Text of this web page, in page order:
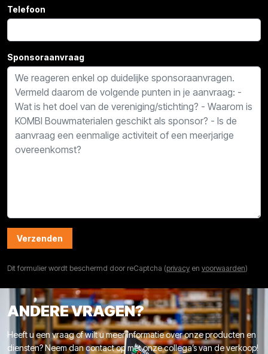
Telefoon
Sponsoraanvraag
Verzenden
Dit formulier wordt beschermd door reCaptcha (privacy en voorwaarden)
ANDERE VRAGEN?
Heeft u een vraag of wilt u meer informatie over onze producten en
diensten? Neem dan contact op met onze collega’s van de verkoop!